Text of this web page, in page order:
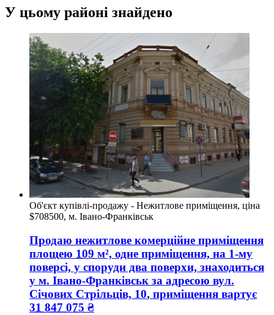
У цьому районі знайдено
Об'єкт купівлі-продажу - Нежитлове приміщення, ціна
$708500, м. Івано-Франківськ
Продаю нежитлове комерційне приміщення
площею 109 м², одне приміщення, на 1-му
поверсі, у споруди два поверхи, знаходиться
у м. Івано-Франківськ за адресою вул.
Січових Стрільців, 10, приміщення вартує
31 847 075 ₴